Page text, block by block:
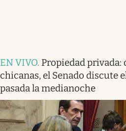
EN VIVO. Propiedad privada:
chicanas, el Senado discute
pasada la medianoche